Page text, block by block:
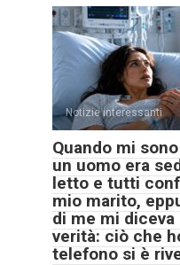
Notizie interessanti
Quando mi
un uomo era
letto e tutti
mio marito,
di me mi
verità: ciò che
telefono si è